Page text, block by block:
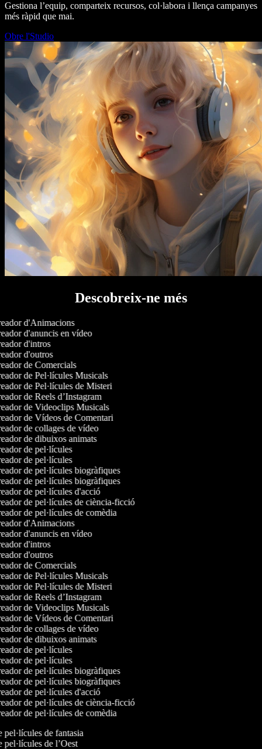
Gestiona l’equip, comparteix recursos, col·labora i llença campanyes
més ràpid que mai.
Obre l'Studio
Descobreix-ne més
d'Animacions
d'anuncis en vídeo
d'intros
d'outros
de Comercials
de Pel·lícules Musicals
de Pel·lícules de Misteri
de Reels d’Instagram
de Videoclips Musicals
de Vídeos de Comentari
de collages de vídeo
de dibuixos animats
de pel·lícules
de pel·lícules
de pel·lícules biogràfiques
de pel·lícules biogràfiques
de pel·lícules d'acció
de pel·lícules de ciència-ficció
de pel·lícules de comèdia
d'Animacions
d'anuncis en vídeo
d'intros
d'outros
de Comercials
de Pel·lícules Musicals
de Pel·lícules de Misteri
de Reels d’Instagram
de Videoclips Musicals
de Vídeos de Comentari
de collages de vídeo
de dibuixos animats
de pel·lícules
de pel·lícules
de pel·lícules biogràfiques
de pel·lícules biogràfiques
de pel·lícules d'acció
de pel·lícules de ciència-ficció
de pel·lícules de comèdia
pel·lícules de fantasia
pel·lícules de l’Oest